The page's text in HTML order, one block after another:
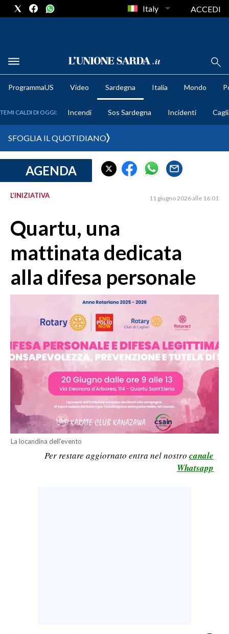
METEO
CRONACA SARDEGNA
MEDIO CAMPIDANO
ORISTANO E PROVINCIA
GALLURA
NUORO E PROVINCIA
CRONACA
ITALIA
MONDO
POLITICA
ECONOMIA
SERVIZI ALLE IMPRESE
Italy ACCEDI
ProgrammaUS Video Sardegna Italia Mondo
TEMI CALDI DI OGGI: Incendi Sos Sardegna Incidenti
SFOGLIA IL QUOTIDIANO
AGENDA
L’INIZIATIVA 11 giugno 2026 alle 16:01
Quartu, una
mattinata dedicata
alla difesa personale
La locandina dell'evento
Per restare aggiornato entra nel nostro canale
Whatsapp